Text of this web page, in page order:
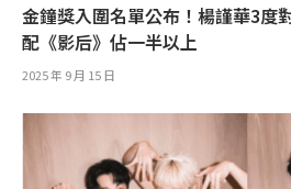
金鐘獎入圍名單公布！楊謹華3度
配《影后》佔一半以上
2025 年 9 月 15 日